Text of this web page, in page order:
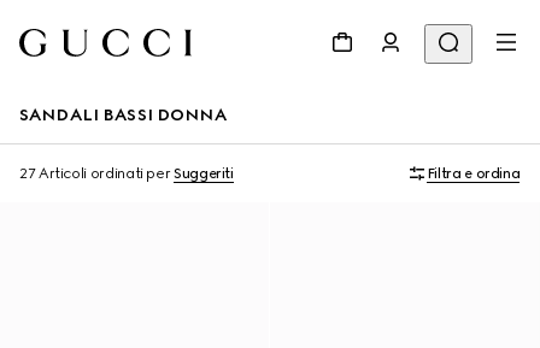
SANDALI BASSI DONNA
27 Articoli ordinati perSuggeriti Filtra e ordina